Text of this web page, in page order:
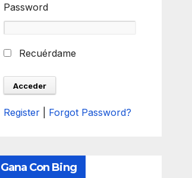
Password
Recuérdame
Register Forgot Password?
Gana Con Bing